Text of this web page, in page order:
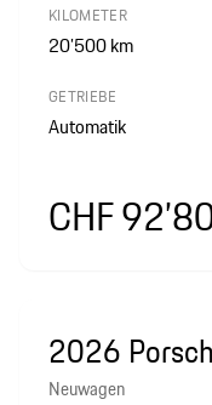
KILOMETER
20’500km
GETRIEBE
Automatik
CHF
2026
Neuwagen